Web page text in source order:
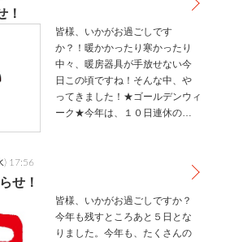
日（土）～８月…
！
皆様、いかがお過ごしです
か？！暖かかったり寒かったり
中々、暖房器具が手放せない今
日この頃ですね！そんな中、や
ってきました！★ゴールデンウィ
ーク★今年は、１０日連休の方も
に・・・♪などなど色々お話させ
ていただ…
) 17:56
せ！
皆様、いかがお過ごしですか？
今年も残すところあと５日とな
りました。今年も、たくさんの